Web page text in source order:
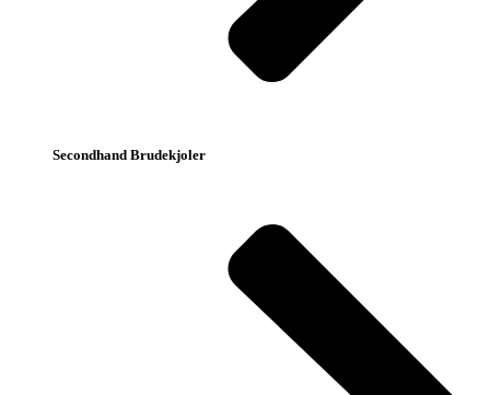
Secondhand Brudekjoler